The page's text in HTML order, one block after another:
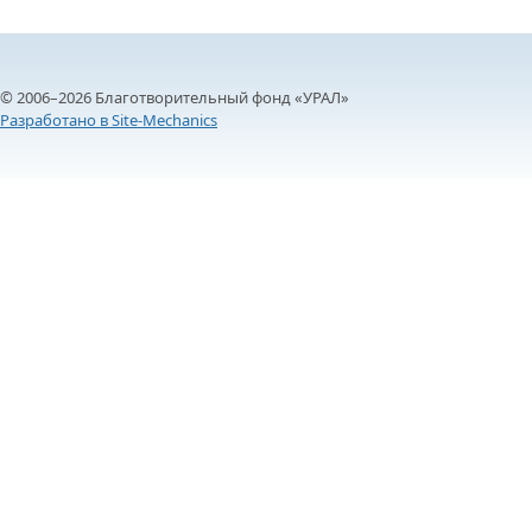
© 2006–2026 Благотворительный фонд «УРАЛ»
Разработано в Site-Mechanics